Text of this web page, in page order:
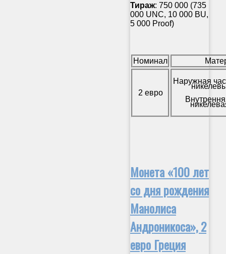
Тираж: 750 000 (735
000 UNC, 10 000 BU,
5 000 Proof)
Номинал
2 евро
Наружная
Монета «100 лет
со дня рождения
Манолиса
Андроникоса», 2
евро Греция